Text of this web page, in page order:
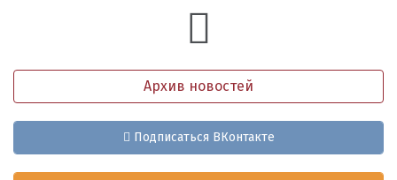
Архив новостей
Подписаться ВКонтакте